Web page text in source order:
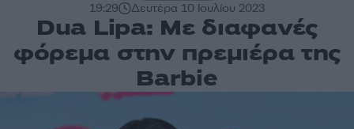
19:29 Δευτέρα 10 Ιουλίου 2023
Dua Lipa: Με διαφανές
φόρεμα στην πρεμιέρα της
Barbie